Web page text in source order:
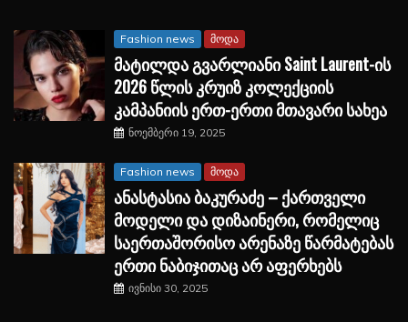
Fashion news მოდა
მატილდა გვარლიანი Saint Laurent-ის
2026 წლის კრუიზ კოლექციის
კამპანიის ერთ-ერთი მთავარი სახეა
ნოემბერი 19, 2025
Fashion news მოდა
ანასტასია ბაკურაძე – ქართველი
მოდელი და დიზაინერი, რომელიც
საერთაშორისო არენაზე წარმატებას
ერთი ნაბიჯითაც არ აფერხებს
ივნისი 30, 2025